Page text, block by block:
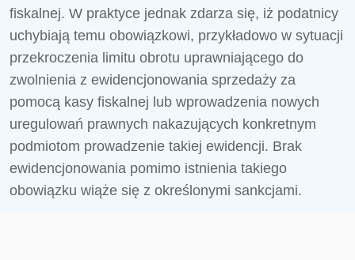
fiskalnej. W praktyce jednak zdarza się, iż podatnicy
uchybiają temu obowiązkowi, przykładowo w sytuacji
przekroczenia limitu obrotu uprawniającego do
zwolnienia z ewidencjonowania sprzedaży za
pomocą kasy fiskalnej lub wprowadzenia nowych
uregulowań prawnych nakazujących konkretnym
podmiotom prowadzenie takiej ewidencji. Brak
ewidencjonowania pomimo istnienia takiego
obowiązku wiąże się z określonymi sankcjami.